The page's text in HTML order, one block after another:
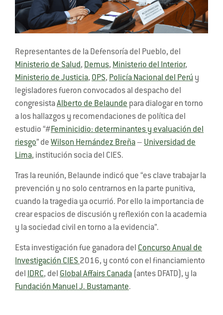
Representantes de la Defensoría del Pueblo, del
Ministerio de Salud, Demus, Ministerio del Interior,
Ministerio de Justicia, OPS, Policía Nacional del Perú y
legisladores fueron convocados al despacho del
congresistaAlberto de Belaunde para dialogar en torno
a los hallazgos y recomendaciones de política del
estudio “# Feminicidio: determinantes y evaluación del
riesgo” de Wilson Hernández Breña – Universidad de
Lima, institución socia del CIES.
Tras la reunión, Belaunde indicó que “es clave trabajar la
prevención y no solo centrarnos en la parte punitiva,
cuando la tragedia ya ocurrió. Por ello la importancia de
crear espacios de discusión y reflexión con la academia
y la sociedad civil en torno a la evidencia”.
Esta investigación fue ganadora del Concurso Anual de
Investigación CIES 2016, y contó con el financiamiento
del
IDRC, del Global Affairs Canada (antes DFATD), y la
Fundación Manuel J. Bustamante.